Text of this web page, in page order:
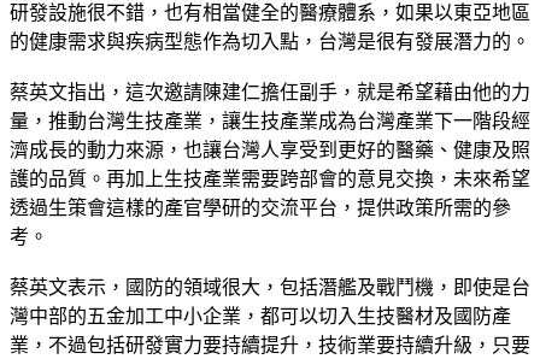
研發設施很不錯，也有相當健全的醫療體系，如果以東亞地區
的健康需求與疾病型態作為切入點，台灣是很有發展潛力的。
蔡英文指出，這次邀請陳建仁擔任副手，就是希望藉由他的力
量，推動台灣生技產業，讓生技產業成為台灣產業下一階段經
濟成長的動力來源，也讓台灣人享受到更好的醫藥、健康及照
護的品質。再加上生技產業需要跨部會的意見交換，未來希望
透過生策會這樣的產官學研的交流平台，提供政策所需的參
考。
蔡英文表示，國防的領域很大，包括潛艦及戰鬥機，即使是台
灣中部的五金加工中小企業，都可以切入生技醫材及國防產
業，不過包括研發實力要持續提升，技術業要持續升級，只要